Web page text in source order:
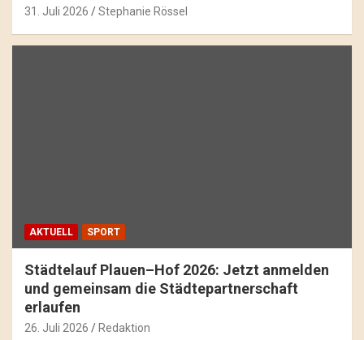
31. Juli 2026 Stephanie Rössel
AKTUELL SPORT
Städtelauf Plauen–Hof 2026: Jetzt anmelden
und gemeinsam die Städtepartnerschaft
erlaufen
26. Juli 2026 Redaktion